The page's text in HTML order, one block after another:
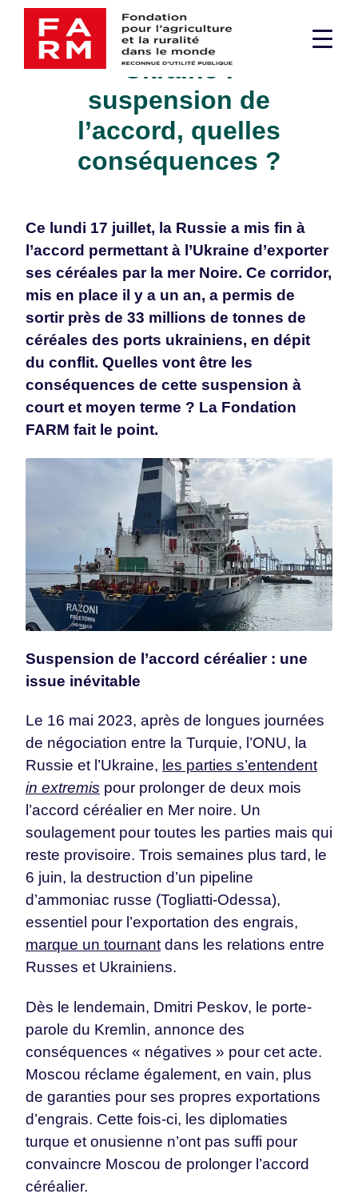
Passer
contenu
Céréales en
Ukraine :
suspension de
l’accord, quelles
conséquences ?
Ce lundi 17 juillet, la Russie a mis fin à
l’accord permettant à l’Ukraine d’exporter
ses céréales par la mer Noire. Ce corridor,
mis en place il y a un an, a permis de
sortir près de 33 millions de tonnes de
céréales des ports ukrainiens, en dépit
du conflit. Quelles vont être les
conséquences de cette suspension à
court et moyen terme ? La Fondation
FARM fait le point.
Suspension de l’accord céréalier : une
issue inévitable
Le 16 mai 2023, après de longues journées
de négociation entre la Turquie, l’ONU, la
Russie et l’Ukraine, les parties s’entendent
in extremis pour prolonger de deux mois
l’accord céréalier en Mer noire. Un
soulagement pour toutes les parties mais qui
reste provisoire. Trois semaines plus tard, le
6 juin, la destruction d’un pipeline
d’ammoniac russe (Togliatti-Odessa),
essentiel pour l’exportation des engrais,
marque un tournantdans les relations entre
Russes et Ukrainiens.
Dès le lendemain, Dmitri Peskov, le porte-
parole du Kremlin, annonce des
conséquences « négatives » pour cet acte.
Moscou réclame également, en vain, plus
de garanties pour ses propres exportations
d’engrais. Cette fois-ci, les diplomaties
turque et onusienne n’ont pas suffi pour
convaincre Moscou de prolonger l’accord
céréalier.